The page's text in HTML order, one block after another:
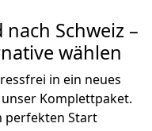
nach Schweiz –
wählen
in ein neues
Komplettpaket.
perfekten Start